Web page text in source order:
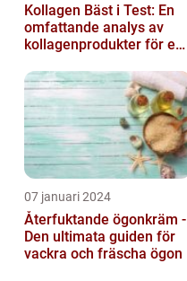
Kollagen Bäst i Test: En
omfattande analys av
kollagenprodukter för en
hud...
07 januari 2024
Återfuktande ögonkräm -
Den ultimata guiden för
vackra och fräscha ögon